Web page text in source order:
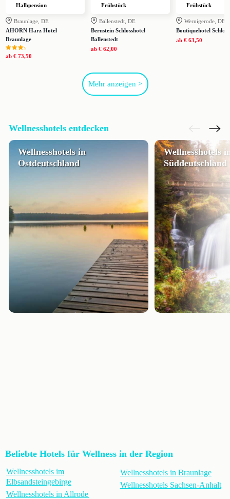
Halbpension
Braunlage, DE
AHORN Harz Hotel
Braunlage
s
ab € 73,50
Frühstück
Ballenstedt, DE
Bernstein Schlosshotel
Ballenstedt
ab € 62,00
Frühstück
Wernigerode, DE
Boutiquehotel
ab € 63,50
Mehr anzeigen >
Wellnesshotels entdecken
Wellnesshotels in
Ostdeutschland
Wellnesshotels
Süddeutschland
Beliebte Hotels für Wellness in der Region
Wellnesshotels im
Elbsandsteingebirge
Wellnesshotels in Allrode
Wellnesshotels in Braunlage
Wellnesshotels Sachsen-Anhalt